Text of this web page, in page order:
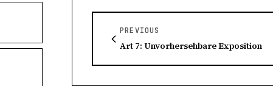
PREVIOUS
Art 7: Unvorhersehbare Exposition